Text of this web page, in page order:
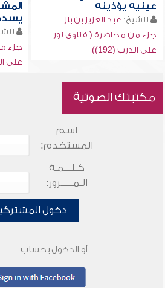
عينيه يؤذينه
للشيخ: عبد العزيز بن باز
جزء من محاضرة ( فتاوى نور
على الدرب (192))
جزء
على
مكتبتك الصوتية
اسم
المستخدم:
كـلـــمـة
الـمـــــرور:
دخول
أو الدخول بحساب